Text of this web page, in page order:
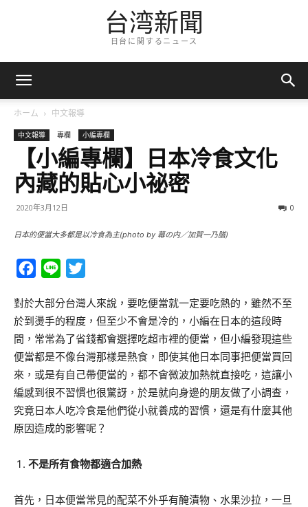
台湾新聞
日台に関するニュース
ホーム 中文報導
中文報導 專欄 小編專欄
【小編專欄】日本冷食文化
內藏的貼心小祕密
2020年3月12日 0
日本的便當大多都是以冷食為主(photo by 幕の内／加賀一乃膳)
Facebook
Line
對於大部分台灣人來說，要吃便當就一定要吃熱的，雖然不至
於到燙手的程度，但至少不會是冷的，小編在日本的這段時
間，常常為了省錢都會選擇吃超市裡的便當，但小編發現這些
便當都是不像台灣那樣是熱食，即使其他日本同事把便當買回
來，或是有自己帶便當的，都不會微波加熱就直接吃，這讓小
編感到很不習慣也很驚訝，於是就向身邊的朋友做了小調查，
究竟日本人吃冷食是他們從小就養成的習慣，還是有什麼其他
原因造成的影響呢？
不是所有食物都適合加熱
首先，日本便當常見的配菜不外乎有醃漬物、水果沙拉，一旦